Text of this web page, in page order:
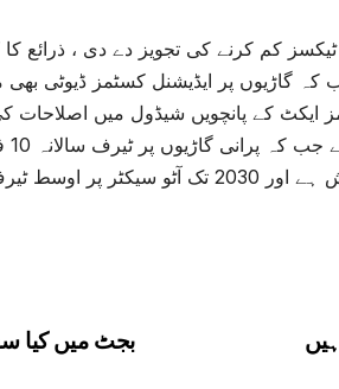
گاڑیوں پر ایڈیشنل کسٹمز ڈیوٹی
کے پانچویں شیڈول میں اصلاحات کی
بجٹ میں کیا